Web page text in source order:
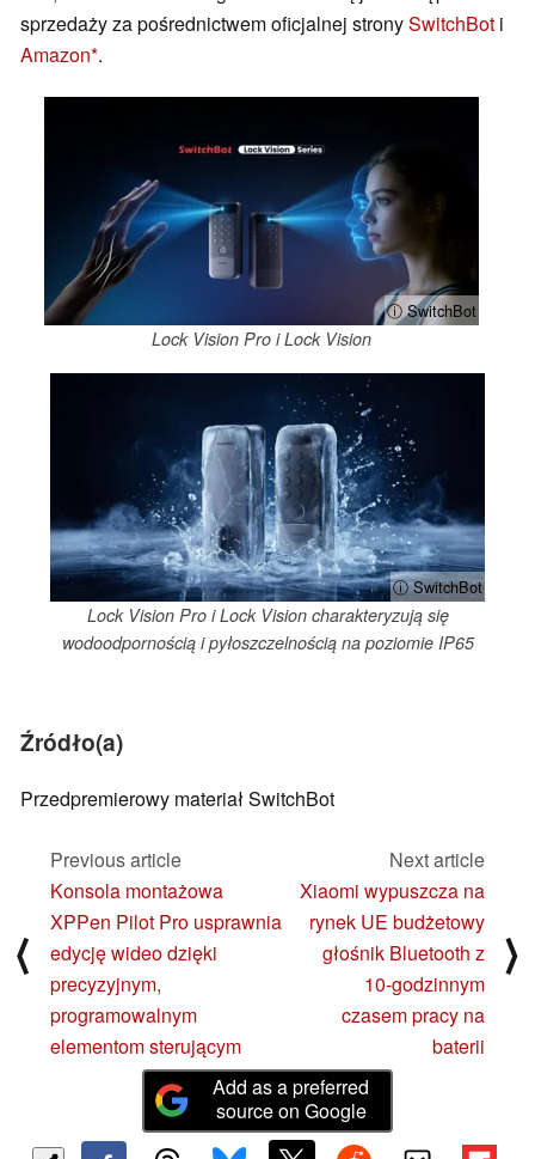
sprzedaży za pośrednictwem oficjalnej stronySwitchBot i
Amazon .
ⓘ SwitchBot
Lock Vision Pro i Lock Vision
ⓘ SwitchBot
Lock Vision Pro i Lock Vision charakteryzują się
wodoodpornością i pyłoszczelnością na poziomie IP65
Źródło(a)
Przedpremierowy materiał SwitchBot
⟨
Previous article
Konsola montażowa
XPPen Pilot Pro usprawnia
edycję wideo dzięki
precyzyjnym,
programowalnym
elementom sterującym
Next article
Xiaomi wypuszcza na
rynek UE budżetowy
głośnik Bluetooth z
10-godzinnym
czasem pracy na
baterii
⟩
Add as a preferred
source on Google